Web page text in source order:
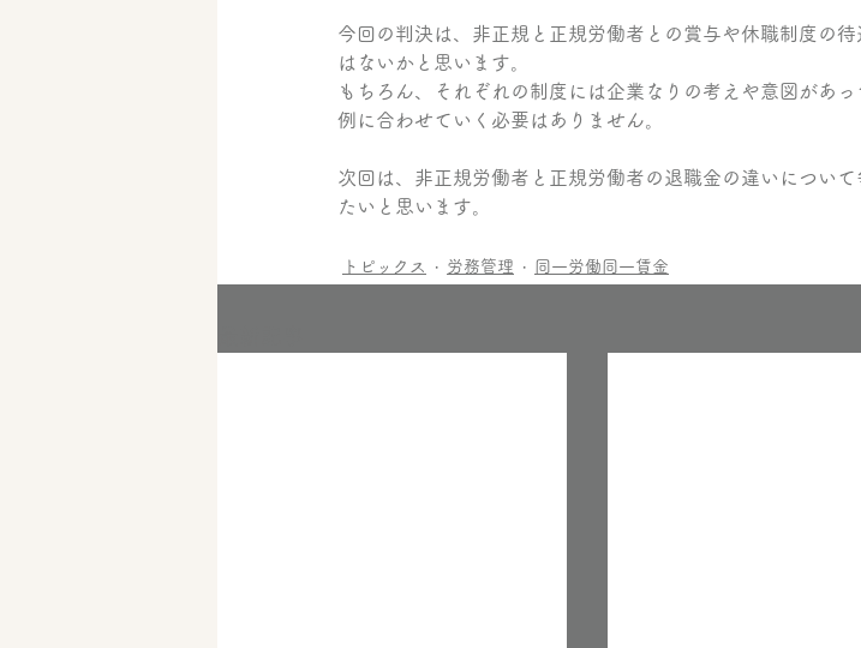
今回の判決は、非正規と正規労働者との賞与や休職制度の
はないかと思います。
もちろん、それぞれの制度には企業なりの考えや意図があ
例に合わせていく必要はありません。
次回は、非正規労働者と正規労働者の退職金の違いについ
たいと思います。
トピックス 労務管理 同一労働同一賃金